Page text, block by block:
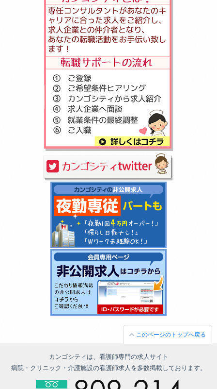
このページのトップへ戻る
カンゴシティは、看護師専門の求人サイト
病院・クリニック・介護施設の看護師求人を多数掲載しております。